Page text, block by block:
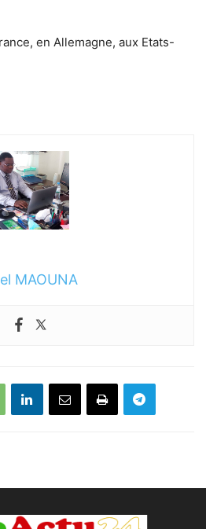
en Allemagne, aux Etats-
MAOUNA